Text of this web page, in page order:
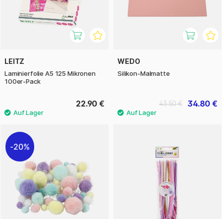
LEITZ
Laminierfolie A5 125 Mikronen
100er-Pack
22.90 €
WEDO
Silikon-Malmatte
34.80 €
43.50 €
20%